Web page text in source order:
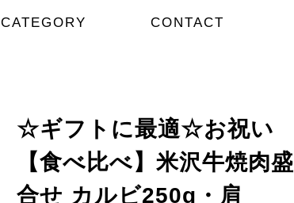
CATEGORY CONTACT
☆ギフトに最適☆お祝い
【食べ比べ】米沢牛焼肉盛
合せ カルビ250g・肩